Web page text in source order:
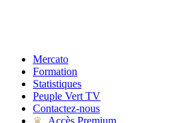
Mercato
Formation
Statistiques
Peuple Vert TV
Contactez-nous
Accès Premium